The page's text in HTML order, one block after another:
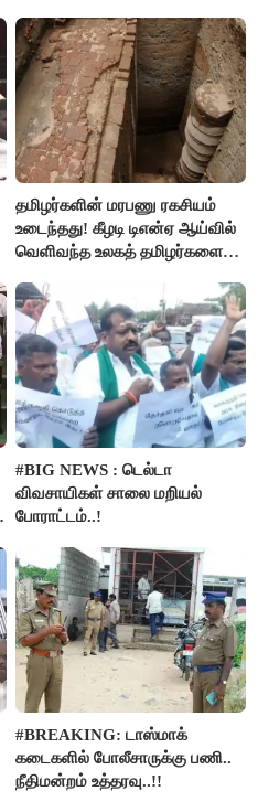
தமிழர்களின் மரபணு ரகசியம்
உடைந்தது! கீழடி டிஎன்ஏ ஆய்வில்
வெளிவந்த உலகத் தமிழர்களை
#BIG NEWS : டெல்டா
விவசாயிகள் சாலை மறியல்
போராட்டம்..!
#BREAKING: டாஸ்மாக்
கடைகளில் போலீசாருக்கு பணி..
நீதிமன்றம் உத்தரவு..!!